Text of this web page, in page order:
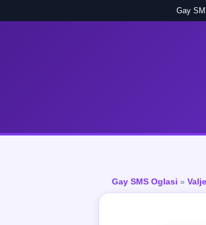
Gay
Gay SMS Oglasi »